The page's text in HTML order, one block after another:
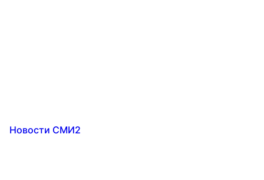
Новости СМИ2